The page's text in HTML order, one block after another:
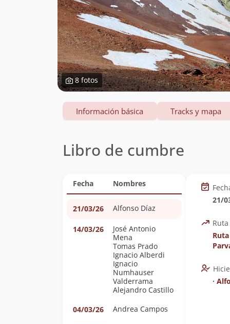
8 fotos
Información básica Tracks y mapa
Libro de cumbre
Fecha Nombres
21/03/26 Alfonso Díaz
14/03/26
José Antonio
Mena
Tomas Prado
Ignacio Alberdi
Ignacio
Numhauser
Valderrama
Alejandro Castillo
04/03/26
Andrea Campos
21/
Ruta
∙